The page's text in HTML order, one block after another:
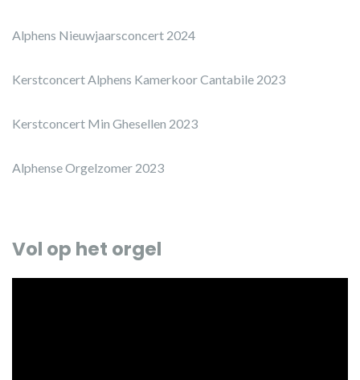
Alphens Nieuwjaarsconcert 2024
Kerstconcert Alphens Kamerkoor Cantabile 2023
Kerstconcert Min Ghesellen 2023
Alphense Orgelzomer 2023
Vol op het orgel